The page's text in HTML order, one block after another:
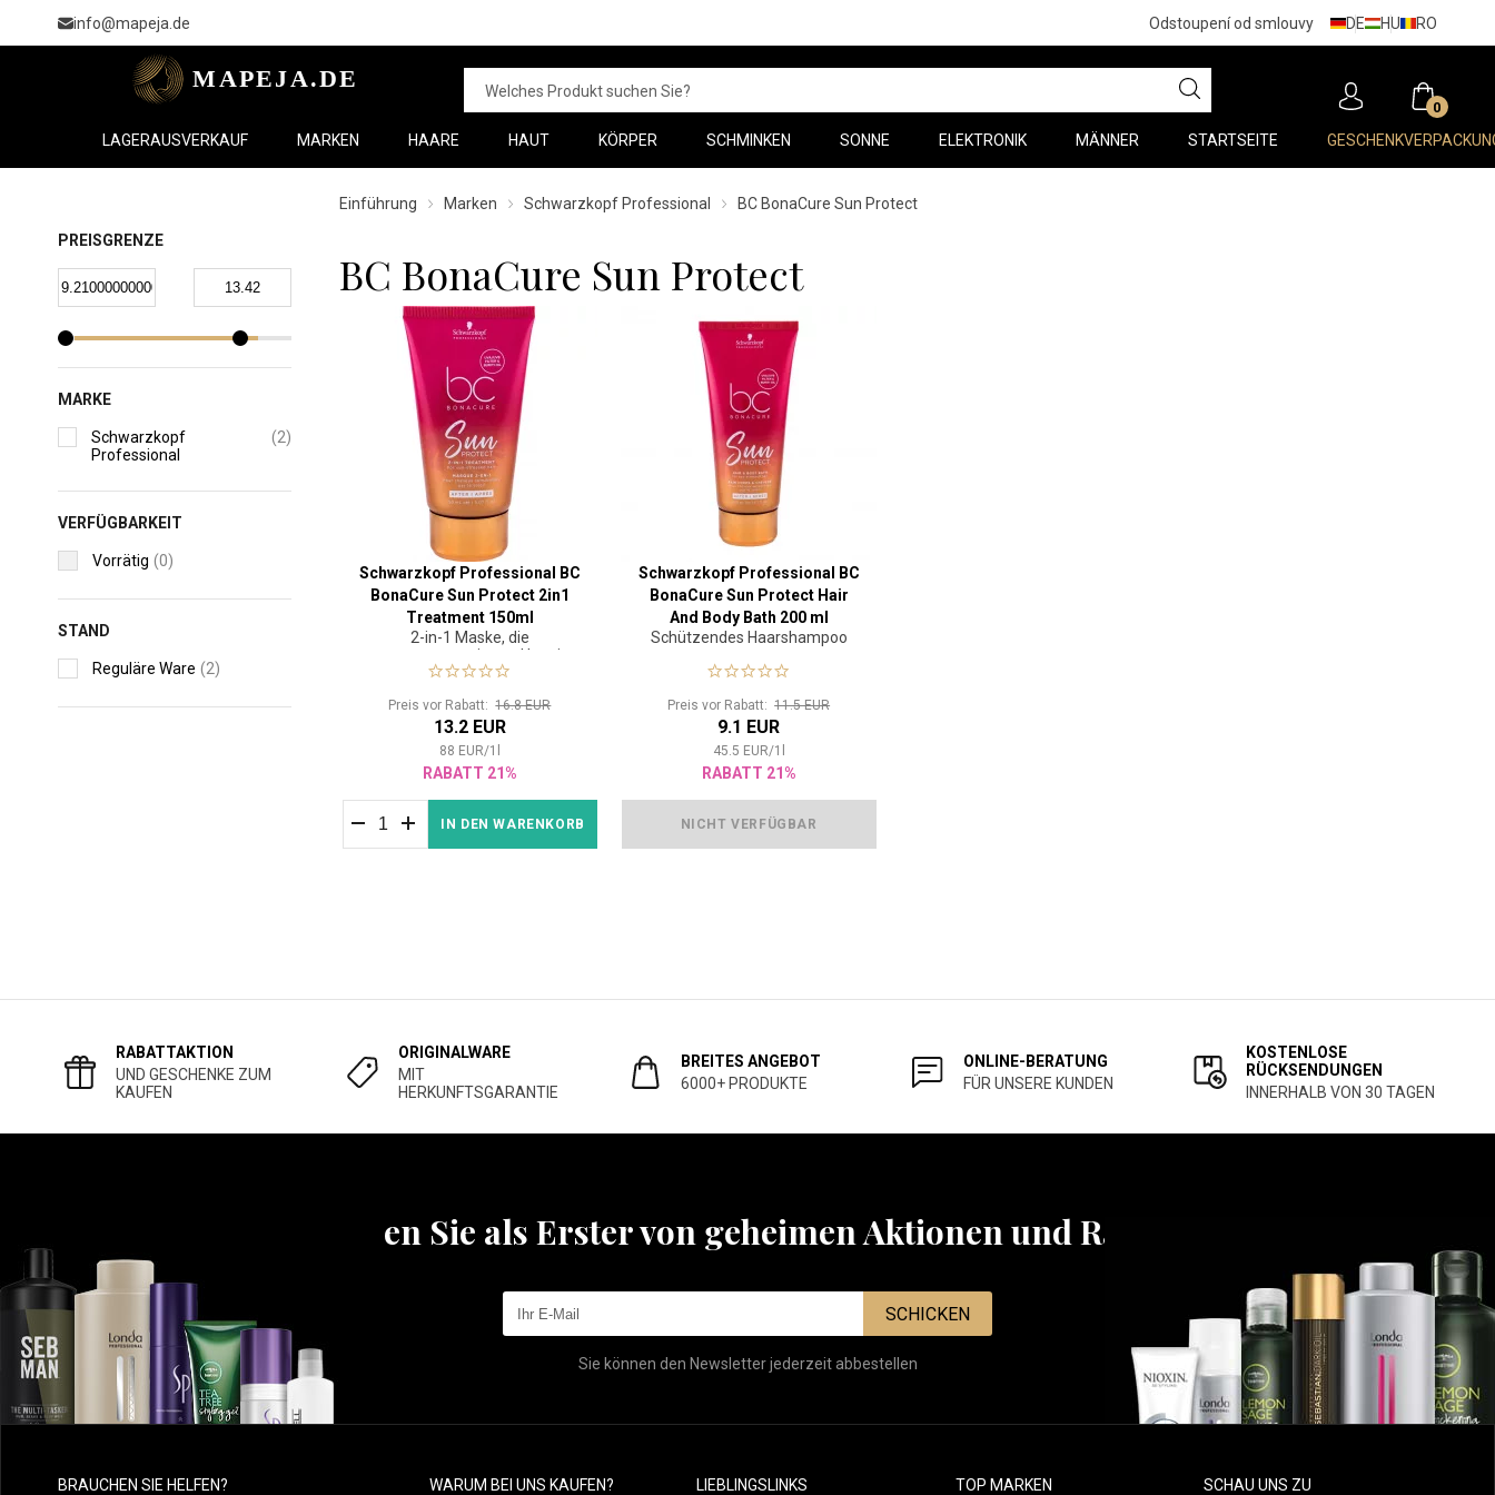
info@mapeja.de Odstoupení od smlouvy DE HU RO
0
LAGERAUSVERKAUF MARKEN HAARE HAUT KÖRPER SCHMINKEN SONNE ELEKTRONIK MÄNNER STARTSEITE
PREISGRENZE
MARKE
Schwarzkopf
Professional
(2)
VERFÜGBARKEIT
Vorrätig (0)
STAND
Reguläre Ware (2)
Einführung Marken Schwarzkopf Professional BC BonaCure Sun Protect
BC BonaCure Sun Protect
Schwarzkopf Professional BC
BonaCure Sun Protect 2in1
Treatment 150ml
2-in-1 Maske, die
sonnenstrapaziertes Haar in
seinen ursprünglichen Zustand
Preis vor Rabatt:16.8 EUR
13.2 EUR
88 EUR/1
RABATT 21%
IN DEN WARENKORB
Schwarzkopf Professional BC
BonaCure Sun Protect Hair
And Body Bath 200 ml
Schützendes Haarshampoo
Preis vor Rabatt:11.5 EUR
9.1 EUR
45.5 EUR/1
RABATT 21%
NICHT VERFÜGBAR
RABATTAKTION
UND GESCHENKE ZUM
KAUFEN
ORIGINALWARE
MIT
HERKUNFTSGARANTIE
BREITES ANGEBOT
6000+ PRODUKTE
ONLINE-BERATUNG
FÜR UNSERE KUNDEN
KOSTENLOSE
RÜCKSENDUNGEN
INNERHALB VON 30 TAGEN
Erfahren Sie als Erster von geheimen Aktionen und Rabatten
SCHICKEN
Sie können den Newsletter jederzeit abbestellen
BRAUCHEN SIE HELFEN? WARUM BEI UNS KAUFEN? LIEBLINGSLINKS TOP MARKEN SCHAU UNS ZU